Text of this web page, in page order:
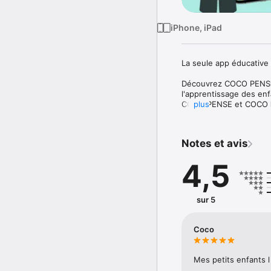
iPhone, iPad
La seule app
Découvrez COCO
l'apprentissage des
COCO PENSE et
d'abonnement vous
Pourquoi choisir COCO
concentration et la
des exercices
plus
Notes et avis
4,5
sur 5
Coco
Mes petits enfants